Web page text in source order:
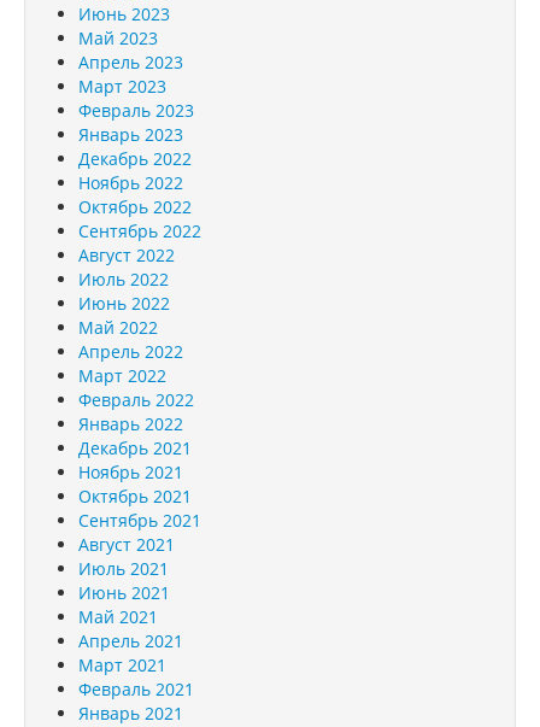
Июнь 2023
Май 2023
Апрель 2023
Март 2023
Февраль 2023
Январь 2023
Декабрь 2022
Ноябрь 2022
Октябрь 2022
Сентябрь 2022
Август 2022
Июль 2022
Июнь 2022
Май 2022
Апрель 2022
Март 2022
Февраль 2022
Январь 2022
Декабрь 2021
Ноябрь 2021
Октябрь 2021
Сентябрь 2021
Август 2021
Июль 2021
Июнь 2021
Май 2021
Апрель 2021
Март 2021
Февраль 2021
Январь 2021